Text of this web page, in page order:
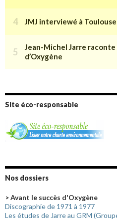
Site éco-responsable
Nos dossiers
> Avant le succès d'Oxygène
Discographie de 1971 à 1977
Les études de Jarre au GRM